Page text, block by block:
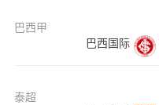
巴西甲
巴西国际
泰超